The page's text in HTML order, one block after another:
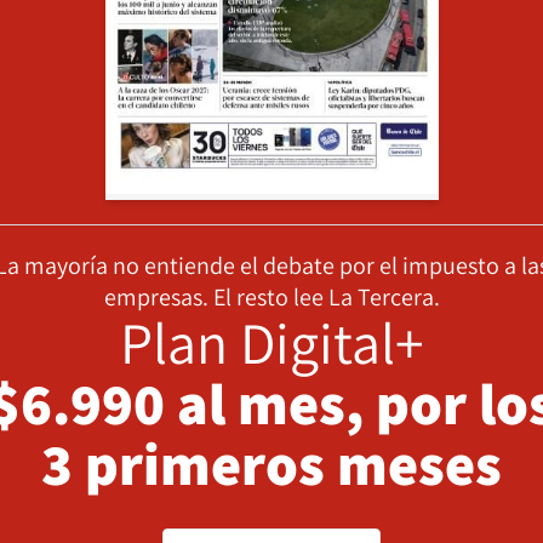
mayoría no entiende el debate por el impuesto a
empresas. El resto lee La Tercera.
Plan Digital+
al mes, por
3 primeros meses